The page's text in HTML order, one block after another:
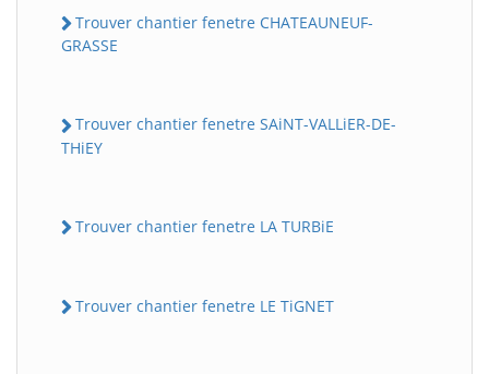
Trouver chantier fenetre CHATEAUNEUF-
GRASSE
Trouver chantier fenetre SAiNT-VALLiER-DE-
THiEY
Trouver chantier fenetre LA TURBiE
Trouver chantier fenetre LE TiGNET